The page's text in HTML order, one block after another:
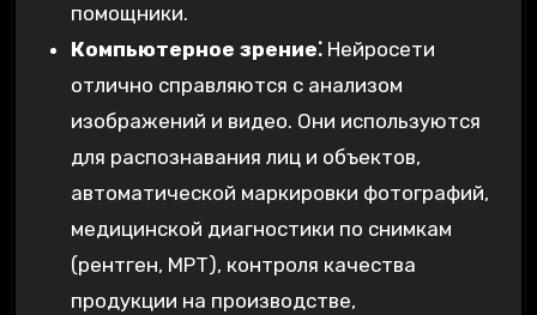
помощники.
Компьютерное зрение⁚Нейросети
отлично справляются с анализом
изображений и видео. Они используются
для распознавания лиц и объектов,
автоматической маркировки фотографий,
медицинской диагностики по снимкам
(рентген, МРТ), контроля качества
продукции на производстве,